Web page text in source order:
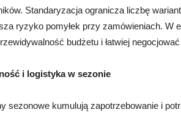
Standaryzacja ogranicza liczbę
ryzyko pomyłek przy zamówieniach. W
budżetu i łatwiej
i logistyka w sezonie
sezonowe kumulują zapotrzebowanie i